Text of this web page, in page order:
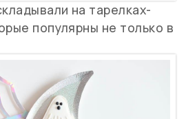
на тарелках-
популярны не только в